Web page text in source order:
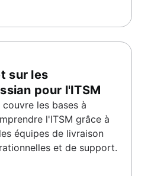
sur les
pour l'ITSM
les bases à
l'ITSM grâce à
équipes de livraison
et de support.